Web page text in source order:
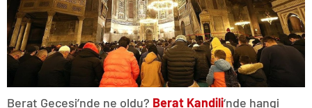
Berat Gecesi’nde ne oldu? Berat Kandili‘nde hangi